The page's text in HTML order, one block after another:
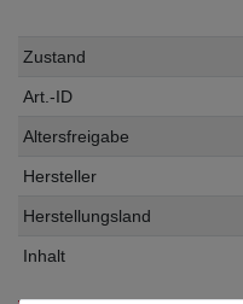
Zustand
Art.-ID
Altersfreigabe
Hersteller
Herstellungsland
Inhalt